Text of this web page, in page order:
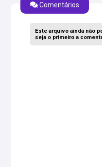
Comentários
Este arquivo ainda não
seja o primeiro a